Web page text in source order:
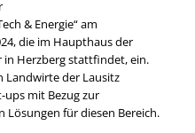
& Energie“ am
die im Haupthaus der
in Herzberg stattfindet, ein.
Landwirte der Lausitz
ups mit Bezug zur
für diesen Bereich.